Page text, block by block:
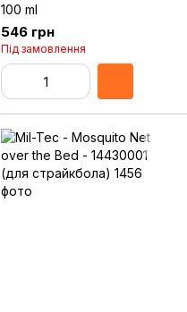
100 ml
546 грн
Під замовлення